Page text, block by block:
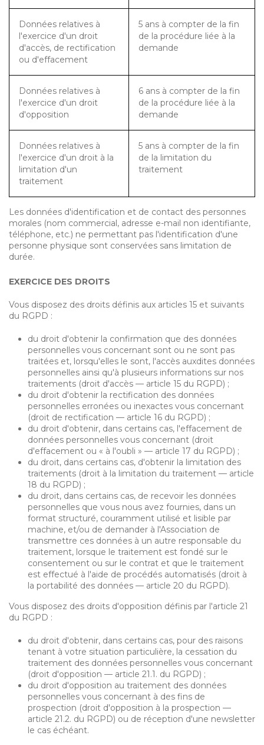
Données relatives à
l'exercice d'un droit
d'accès, de rectification
ou d'effacement
5 ans à compter de la fin
de la procédure liée à la
demande
Données relatives à
l'exercice d'un droit
d'opposition
6 ans à compter de la fin
de la procédure liée à la
demande
Données relatives à
l'exercice d'un droit à la
limitation d'un
traitement
5 ans à compter de la fin
de la limitation du
traitement
Les données d'identification et de contact des personnes
morales (nom commercial, adresse e-mail non identifiante,
téléphone, etc.) ne permettant pas l'identification d'une
personne physique sont conservées sans limitation de
durée.
EXERCICE DES DROITS
Vous disposez des droits définis aux articles 15 et suivants
du RGPD :
du droit d'obtenir la confirmation que des données
personnelles vous concernant sont ou ne sont pas
traitées et, lorsqu'elles le sont, l'accès auxdites données
personnelles ainsi qu'à plusieurs informations sur nos
traitements (droit d'accès — article 15 du RGPD) ;
du droit d'obtenir la rectification des données
personnelles erronées ou inexactes vous concernant
(droit de rectification — article 16 du RGPD) ;
du droit d'obtenir, dans certains cas, l'effacement de
données personnelles vous concernant (droit
d'effacement ou « à l'oubli » — article 17 du RGPD) ;
du droit, dans certains cas, d'obtenir la limitation des
traitements (droit à la limitation du traitement — article
18 du RGPD) ;
du droit, dans certains cas, de recevoir les données
personnelles que vous nous avez fournies, dans un
format structuré, couramment utilisé et lisible par
machine, et/ou de demander à l'Association de
transmettre ces données à un autre responsable du
traitement, lorsque le traitement est fondé sur le
consentement ou sur le contrat et que le traitement
est effectué à l'aide de procédés automatisés (droit à
la portabilité des données — article 20 du RGPD).
Vous disposez des droits d'opposition définis par l'article 21
du RGPD :
du droit d'obtenir, dans certains cas, pour des raisons
tenant à votre situation particulière, la cessation du
traitement des données personnelles vous concernant
(droit d'opposition — article 21.1. du RGPD) ;
du droit d'opposition au traitement des données
personnelles vous concernant à des fins de
prospection (droit d'opposition à la prospection —
article 21.2. du RGPD) ou de réception d'une newsletter
le cas échéant.